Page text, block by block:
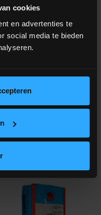
cookies
en advertenties te
social media te bieden
terug genomen.
terug op onze webshop?
bijna alle gangbare